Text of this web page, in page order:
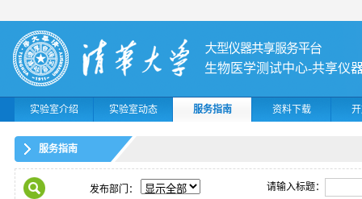
生物医学测试中心-共享仪
实验室介绍 实验室动态 服务指南 资料下载
服务指南
发布部门： 请输入标题：